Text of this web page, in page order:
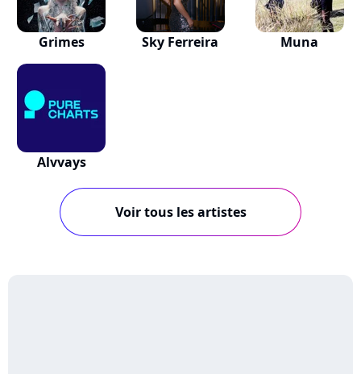
Grimes Sky Ferreira Muna
Alvvays
Voir tous les artistes